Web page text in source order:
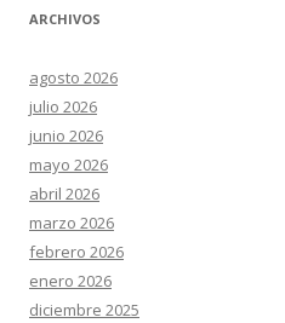
ARCHIVOS
agosto 2026
julio 2026
junio 2026
mayo 2026
abril 2026
marzo 2026
febrero 2026
enero 2026
diciembre 2025